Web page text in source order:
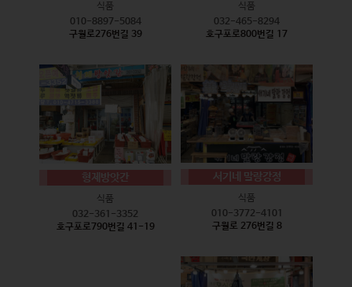
식품
010-8897-5084
구월로276번길 39
식품
032-465-8294
호구포로800번길 17
형제방앗간
식품
032-361-3352
호구포로790번길 41-19
서기네 말랑강정
식품
010-3772-4101
구월로 276번길 8